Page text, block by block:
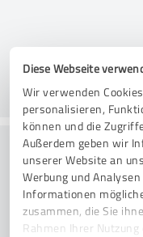
Diese Webseite
Wir verwenden
personalisieren,
können und die
Außerdem geben wir
unserer Website an
Werbung und
Informationen
zusammen, die Sie
Rahmen Ihrer